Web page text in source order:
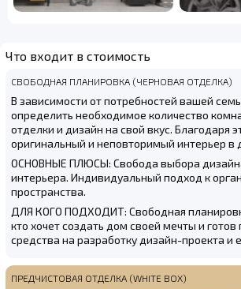
Что входит в стоимость
СВОБОДНАЯ ПЛАНИРОВКА (ЧЕРНОВАЯ ОТДЕЛКА)
В зависимости от потребностей вашей
определить необходимое количество
отделки и дизайн на свой вкус. Благодаря
оригинальный и неповторимый интерьер в
ОСНОВНЫЕ ПЛЮСЫ: Свобода выбора
интерьера. Индивидуальный подход к
пространства.
ДЛЯ КОГО ПОДХОДИТ: Свободная
кто хочет создать дом своей мечты и готов
средства на разработку дизайн-проекта и
ПРЕДЧИСТОВАЯ ОТДЕЛКА (WHITE BOX)